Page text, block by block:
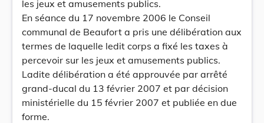
les jeux et amusements publics.
En séance du 17 novembre 2006 le Conseil
communal de Beaufort a pris une délibération aux
termes de laquelle ledit corps a fixé les taxes à
percevoir sur les jeux et amusements publics.
Ladite délibération a été approuvée par arrêté
grand-ducal du 13 février 2007 et par décision
ministérielle du 15 février 2007 et publiée en due
forme.